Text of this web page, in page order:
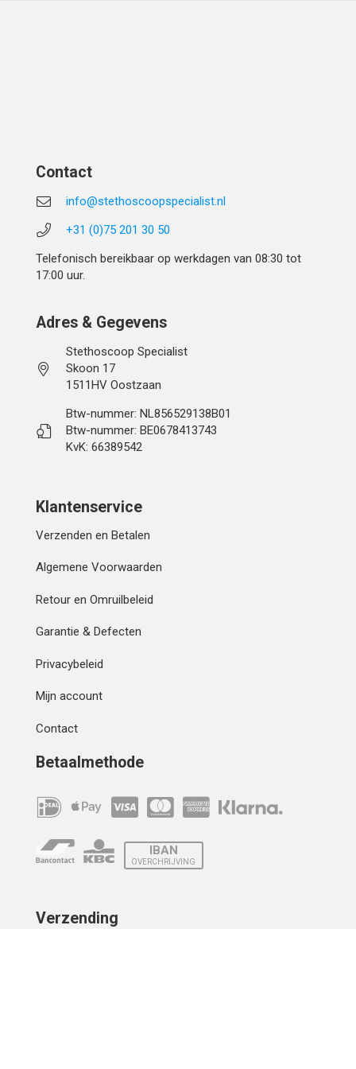
Contact
info@stethoscoopspecialist.nl
+31 (0)75 201 30 50
Telefonisch bereikbaar op werkdagen van 08:30 tot
17:00 uur.
Adres & Gegevens
Stethoscoop Specialist
Skoon 17
1511HV Oostzaan
Btw-nummer: NL856529138B01
Btw-nummer: BE0678413743
KvK: 66389542
Klantenservice
Verzenden en Betalen
Algemene Voorwaarden
Retour en Omruilbeleid
Garantie & Defecten
Privacybeleid
Mijn account
Contact
Betaalmethode
IBAN
OVERCHRIJVING
Verzending